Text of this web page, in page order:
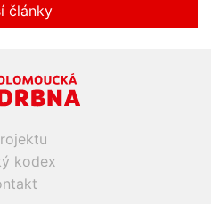
články
kodex